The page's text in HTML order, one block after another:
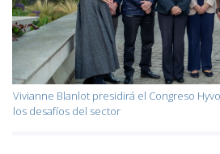
Vivianne Blanlot presidirá el Congreso
los desafíos del sector